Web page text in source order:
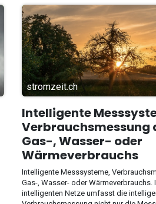
stromzeit.ch
Intelligente
Verbrauchsmessung
Gas-, Wasser- oder
Wärmeverbrauchs
Intelligente Messsysteme,
Gas-, Wasser- oder Wärmeverbrauchs.
intelligenten Netze umfasst die